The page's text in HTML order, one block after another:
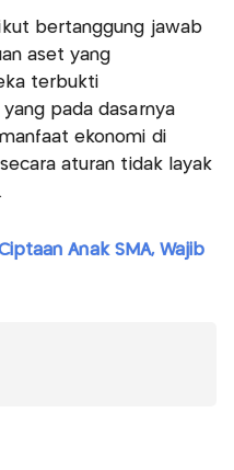
bertanggung jawab
aset yang
terbukti
pada dasarnya
ekonomi di
aturan tidak layak
Anak SMA, Wajib